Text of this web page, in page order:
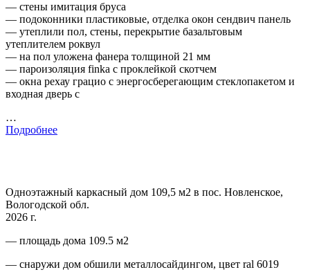
— стены имитация бруса
— подоконники пластиковые, отделка окон сендвич панель
— утеплили пол, стены, перекрытие базальтовым
утеплителем роквул
— на пол уложена фанера толщиной 21 мм
— пароизоляция finka с проклейкой скотчем
— окна рехау грацио с энергосберегающим стеклопакетом и
входная дверь с
…
Подробнее
Одноэтажный каркасный дом 109,5 м2 в пос. Новленское,
Вологодской обл.
2026 г.
— площадь дома 109.5 м2
— снаружи дом обшили металлосайдингом, цвет ral 6019